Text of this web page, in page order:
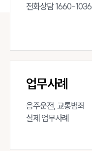
전화상담 1660-1036
업무사례
음주운전, 교통범죄
실제 업무사례